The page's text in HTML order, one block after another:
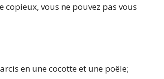
copieux, vous ne pouvez pas vous
en une cocotte et une poêle;